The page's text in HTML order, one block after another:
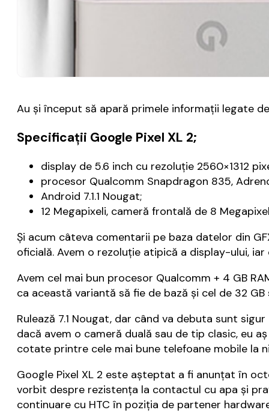
Au și început să apară primele informații legate
Specificații Google Pixel XL 2;
display de 5.6 inch cu rezoluție 2560×1312
procesor Qualcomm Snapdragon 835,
Android 7.1.1 Nougat;
12 Megapixeli, cameră frontală de 8
Și acum câteva comentarii pe baza datelor din
oficială. Avem o rezoluție atipică a display-ului,
Avem cel mai bun procesor Qualcomm + 4 GB
ca această variantă să fie de bază și cel de 32 GB
Rulează 7.1 Nougat, dar când va debuta sunt
dacă avem o cameră duală sau de tip clasic, eu
cotate printre cele mai bune telefoane mobile la
Google Pixel XL 2 este așteptat a fi anunțat în
vorbit despre rezistența la contactul cu apa și
continuare cu HTC în poziția de partener